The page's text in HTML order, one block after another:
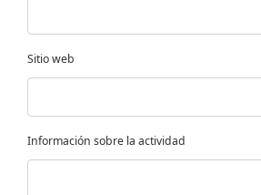
Sitio web
Información sobre la actividad